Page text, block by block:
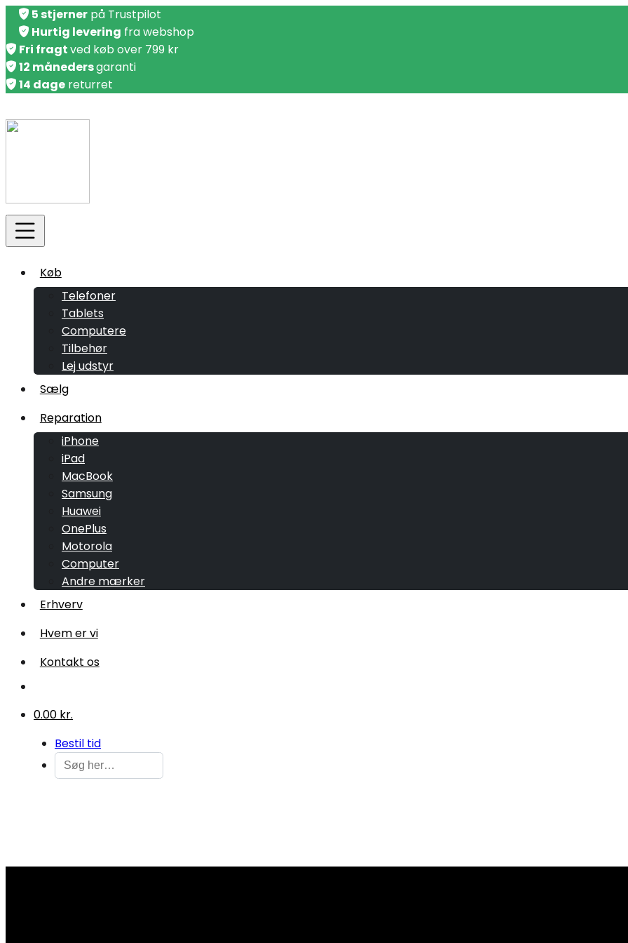
5 stjerner på Trustpilot
Hurtig levering fra webshop
Fri fragtved køb over 799 kr
12 månedersgaranti
14 dage returret
Køb
Telefoner
Tablets
Computere
Tilbehør
Lej udstyr
Sælg
Reparation
iPhone
iPad
MacBook
Samsung
Huawei
OnePlus
Motorola
Computer
Andre mærker
Erhverv
Hvem er vi
Kontakt os
0.00 kr.
Bestil tid